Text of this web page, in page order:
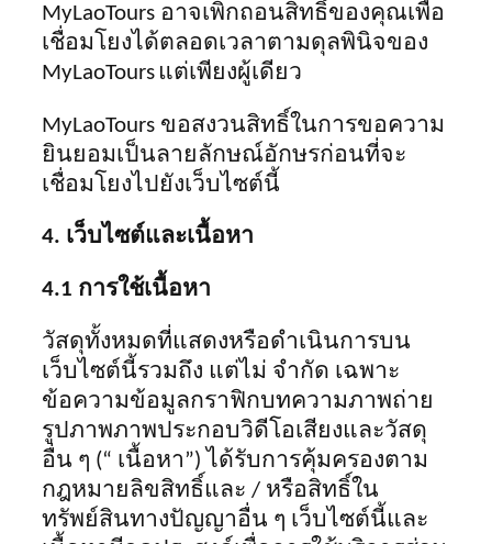
MyLaoTours อาจเพิกถอนสิทธิ์ของคุณเพื่อ
เชื่อมโยงได้ตลอดเวลาตามดุลพินิจของ
MyLaoTours แต่เพียงผู้เดียว
MyLaoTours ขอสงวนสิทธิ์ในการขอความ
ยินยอมเป็นลายลักษณ์อักษรก่อนที่จะ
เชื่อมโยงไปยังเว็บไซต์นี้
4. เว็บไซต์และเนื้อหา
4.1 การใช้เนื้อหา
วัสดุทั้งหมดที่แสดงหรือดำเนินการบน
เว็บไซต์นี้รวมถึง แต่ไม่ จำกัด เฉพาะ
ข้อความข้อมูลกราฟิกบทความภาพถ่าย
รูปภาพภาพประกอบวิดีโอเสียงและวัสดุ
อื่น ๆ (“ เนื้อหา”) ได้รับการคุ้มครองตาม
กฎหมายลิขสิทธิ์และ / หรือสิทธิ์ใน
ทรัพย์สินทางปัญญาอื่น ๆ เว็บไซต์นี้และ